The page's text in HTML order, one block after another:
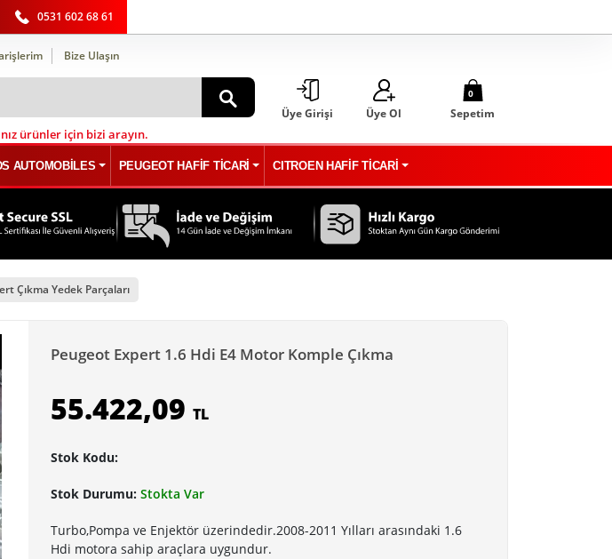
0531 602 68 61
Bize Ulaşın
ürünler için bizi arayın.
Üye Girişi Üye Ol
0
Sepetim
AUTOMOBİLES PEUGEOT HAFİF TİCARİ CITROEN HAFİF TİCARİ
Çıkma Yedek Parçaları
Peugeot Expert 1.6 Hdi E4 Motor Komple Çıkma
55.422,09 TL
Stok Kodu:
Stok Durumu: Stokta Var
Turbo,Pompa ve Enjektör üzerindedir.2008-2011 Yılları arasındaki 1.6
Hdi motora sahip araçlara uygundur.